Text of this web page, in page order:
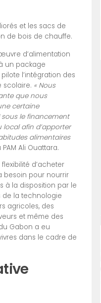
et les sacs de
de bois de chauffe.
d’alimentation
un package
pilote l’intégration des
scolaire. « Nous
que nous
certaine
le financement
local afin d’apporter
alimentaires
Ali Ouattara.
d’acheter
besoin pour nourrir
à la disposition par le
de la technologie
agricoles, des
et même des
Gabon a eu
dans le cadre de